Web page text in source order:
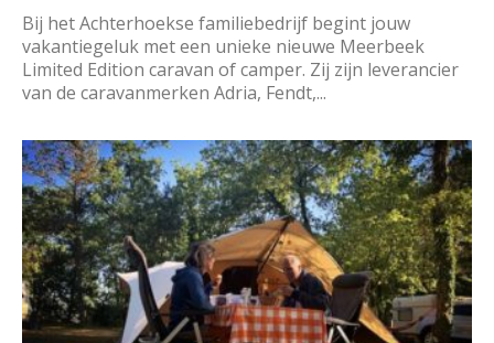
Bij het Achterhoekse familiebedrijf begint jouw
vakantiegeluk met een unieke nieuwe Meerbeek
Limited Edition caravan of camper. Zij zijn leverancier
van de caravanmerken Adria, Fendt,...